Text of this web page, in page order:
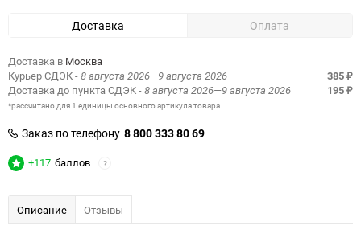
Доставка Оплата
Доставка в Москва
Курьер СДЭК- 8 августа 2026—9 августа 2026 385 ₽
Доставка до пункта СДЭК- 8 августа 2026—9 августа 2026 195 ₽
*рассчитано для 1 единицы основного артикула товара
Заказ по телефону 8 800 333 80 69
+117 баллов ?
Описание Отзывы